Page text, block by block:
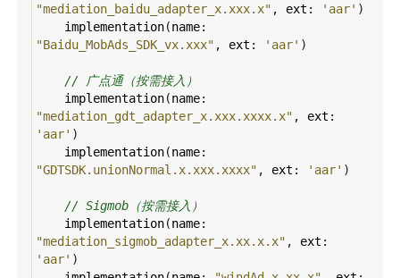
"mediation_baidu_adapter_x.xxx.x" , ext : 'aar' )
implementation(name
"Baidu_MobAds_SDK_vx.xxx" , ext : 'aar' )
// 广点通（按需接入）
implementation(name
"mediation_gdt_adapter_x.xxx.xxxx.x" , ext
'aar' )
implementation(name
"GDTSDK.unionNormal.x.xxx.xxxx" , ext : 'aar' )
// Sigmob（按需接入）
implementation(name
"mediation_sigmob_adapter_x.xx.x.x" , ext
'aar' )